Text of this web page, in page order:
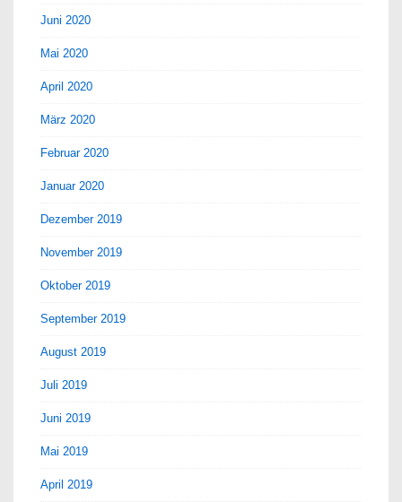
Juni 2020
Mai 2020
April 2020
März 2020
Februar 2020
Januar 2020
Dezember 2019
November 2019
Oktober 2019
September 2019
August 2019
Juli 2019
Juni 2019
Mai 2019
April 2019